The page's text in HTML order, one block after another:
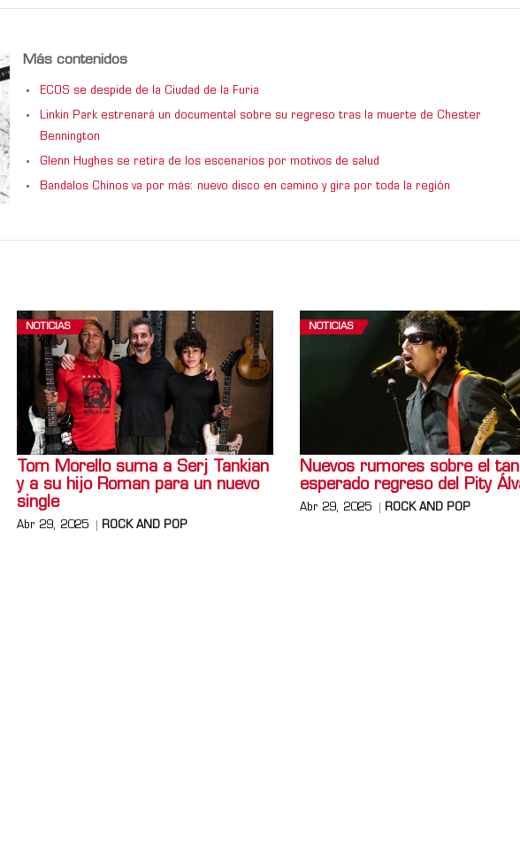
Más contenidos
ECOS se despide de la Ciudad de la Furia
Linkin Park estrenará un documental sobre su regreso tras la muerte de Chester
Bennington
Glenn Hughes se retira de los escenarios por motivos de salud
Bandalos Chinos va por más: nuevo disco en camino y gira por toda la región
NOTICIAS
Tom Morello suma a Serj Tankian
y a su hijo Roman para un nuevo
single
Abr 29, 2025 ROCK AND POP
NOTICIAS
Nuevos rumores sobre el tan
esperado regreso del Pity
Abr 29, 2025 ROCK AND POP